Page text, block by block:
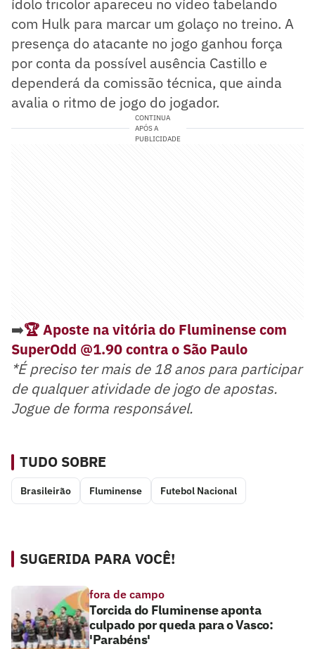
ídolo tricolor apareceu no vídeo tabelando
com Hulk para marcar um golaço no treino. A
presença do atacante no jogo ganhou força
por conta da possível ausência Castillo e
dependerá da comissão técnica, que ainda
avalia o ritmo de jogo do jogador.
CONTINUA
APÓS A
PUBLICIDADE
➡️🏆 Aposte na vitória do Fluminense com
SuperOdd @1.90 contra o São Paulo
*É preciso ter mais de 18 anos para participar
de qualquer atividade de jogo de apostas.
Jogue de forma responsável.
TUDO SOBRE
Brasileirão Fluminense Futebol Nacional
SUGERIDA PARA VOCÊ!
fora de campo
Torcida do Fluminense aponta
culpado por queda para o Vasco:
'Parabéns'